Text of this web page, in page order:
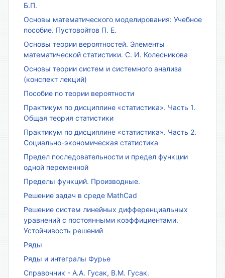
Б.П.
Основы математического моделирования: Учебное
пособие. Пустовойтов П. Е.
Основы теории вероятностей. Элементы
математической статистики. С. И. Колесникова
Основы теории систем и системного анализа
(конспект лекций)
Пособие по теории вероятности
Практикум по дисциплине «статистика». Часть 1.
Общая теория статистики
Практикум по дисциплине «статистика». Часть 2.
Социально-экономическая статистика
Предел последовательности и предел функции
одной переменной
Пределы функций. Производные.
Решение задач в среде MathCad
Решение систем линейных дифференциальных
уравнений с постоянными коэффициентами.
Устойчивость решений
Ряды
Ряды и интегралы Фурье
Справочник - А.А. Гусак, В.М. Гусак.